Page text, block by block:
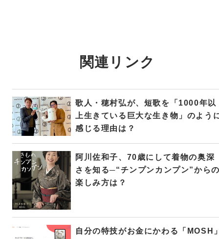
関連リンク
歌人・穂村弘が、短歌を「1000年以
上生きている巨大な生き物」のよう
感じる理由は？
阿川佐和子、70歳にして着物の奥深
さを知る─“チンプンカンプン”から
楽しみ方は？
自分の特技がお金にかわる「MOSH